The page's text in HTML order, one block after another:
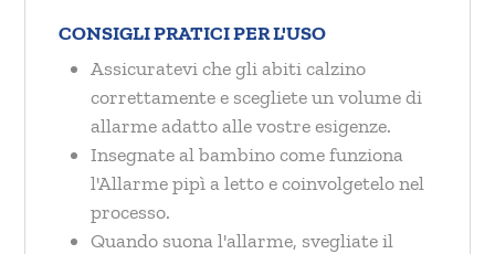
CONSIGLI PRATICI PER L'USO
Assicuratevi che gli abiti calzino
correttamente e scegliete un volume di
allarme adatto alle vostre esigenze.
Insegnate al bambino come funziona
l'Allarme pipì a letto e coinvolgetelo nel
processo.
Quando suona l'allarme, svegliate il